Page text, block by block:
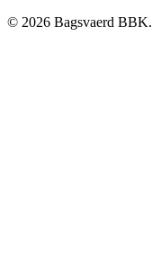
© 2026 Bagsvaerd BBK.